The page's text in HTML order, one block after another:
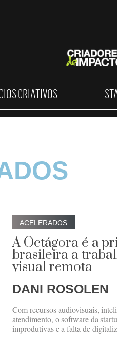
CRIATIVOS
ACELERADOS
A Octágora é a
brasileira a
visual remota
DANI ROSOLEN
Com recursos audiovisuais,
atendimento, o software da
improdutivas e a falta de